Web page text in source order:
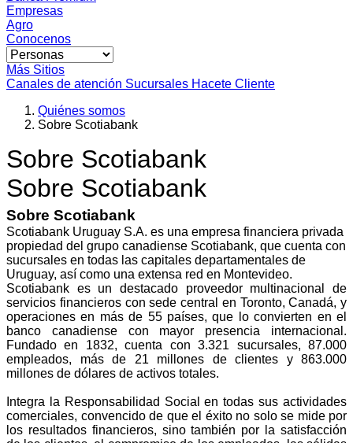
Empresas
Agro
Conocenos
Más Sitios
Canales de atención Sucursales Hacete Cliente
Quiénes somos
Sobre Scotiabank
Sobre Scotiabank
Sobre Scotiabank
Sobre Scotiabank
Scotiabank Uruguay S.A. es una empresa financiera privada
propiedad del grupo canadiense Scotiabank, que cuenta con
sucursales en todas las capitales departamentales de
Uruguay, así como una extensa red en Montevideo.
Scotiabank es un destacado proveedor multinacional de
servicios financieros con sede central en Toronto, Canadá, y
operaciones en más de 55 países, que lo convierten en el
banco canadiense con mayor presencia internacional.
Fundado en 1832, cuenta con 3.321 sucursales, 87.000
empleados, más de 21 millones de clientes y 863.000
millones de dólares de activos totales.
Integra la Responsabilidad Social en todas sus actividades
comerciales, convencido de que el éxito no solo se mide por
los resultados financieros, sino también por la satisfacción